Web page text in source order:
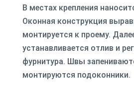
В местах крепления
Оконная конструкция
монтируется к проему.
устанавливается отлив и
фурнитура. Швы
монтируются подоконники.